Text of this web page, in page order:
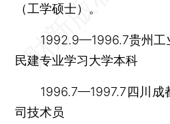
（工学硕士）。
1992.9—1996.7贵州工
民建专业学习大学本科
1996.7—1997.7四川成
司技术员